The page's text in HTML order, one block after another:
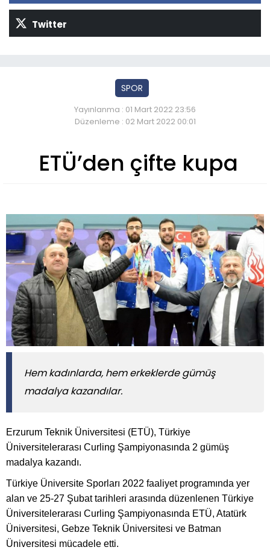
Twitter
SPOR
Yayınlanma : 01 Mart 2022 23:56
Düzenleme : 02 Mart 2022 00:01
ETÜ’den çifte kupa
Hem kadınlarda, hem erkeklerde gümüş
madalya kazandılar.
Erzurum Teknik Üniversitesi (ETÜ), Türkiye
Üniversitelerarası Curling Şampiyonasında 2 gümüş
madalya kazandı.
Türkiye Üniversite Sporları 2022 faaliyet programında yer
alan ve 25-27 Şubat tarihleri arasında düzenlenen Türkiye
Üniversitelerarası Curling Şampiyonasında ETÜ, Atatürk
Üniversitesi, Gebze Teknik Üniversitesi ve Batman
Üniversitesi mücadele etti.